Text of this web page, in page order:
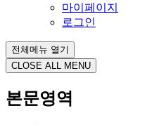
마이페이지
로그인
전체메뉴 열기
CLOSE ALL MENU
본문영역